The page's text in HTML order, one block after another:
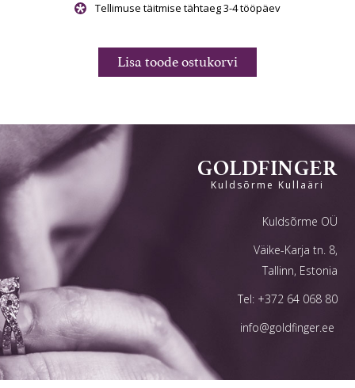
Tellimuse täitmise tähtaeg 3-4 tööpäev
Lisa toode ostukorvi
GOLDFINGER
Kuldsõrme Kullaäri
Kuldsõrme OÜ
Väike-Karja tn. 8,
Tallinn, Estonia
Tel: +372 64 068 80
info@goldfinger.ee